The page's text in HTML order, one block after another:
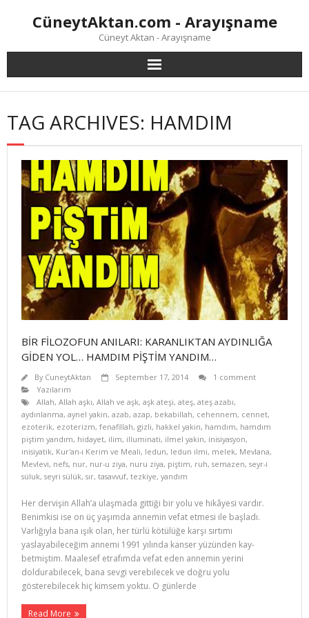
CüneytAktan.com - Arayışname
Cüneyt Aktan - Arayışname
TAG ARCHIVES: HAMDIM
BİR FİLOZOFUN ANILARI: KARANLIKTAN AYDINLIĞA
GİDEN YOL… HAMDIM PİŞTİM YANDIM…
By CuneytAktan September 17, 2014
1 comment
Yazılarım
Allah, Allah aşkı, Allah ve aşk, aşk ateşi, ateş, ateş azabı,
aydınlanma, aynel yakin, azab, azap, bekabillah, cehennem, cennet,
ezoterik, ezoterizm, fenafillah, gizli, hakkel yakin, hamdım, hamdım
piştim yandım, hidayet, ilim, illuminati, ilmel yakin, inisiyasyon,
inisiyatik, Kur'an-ı Kerim ve Meali, ledun, ledun ilmi, melek, Mevlana,
Mevlevi, nefs, nur, nur-u ziya, nuru ziya, piştim, ruh, semazen, seyr-i
süluk, seyri sülük, sır, tasavvuf, tezkiye, yandım
Her dervişin Allah’a ulaşmada gittiği bir yolu ve hikâyesi vardır.
Benimkisi ise on üç yaşımda annemin vefat etmesi ile başladı.
Varlığıyla bana ışık olan, her türlü kötülüğe karşı sırtımı
yaslayabileceğim annemi 1991 yılında kanser yüzünden kay­
betmiştim. Maalesef etrafımda vefat eden annemin yerini
doldurabilecek, bana sevgi verebilecek ve doğru yolu
gösterebilecek hiç kimsem yoktu. O günlerde
Read More